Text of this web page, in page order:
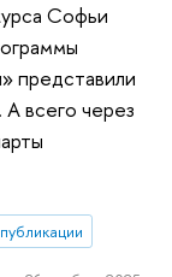
Софьи
представили
А всего через
публикации